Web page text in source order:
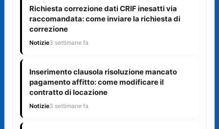
Richiesta correzione dati CRIF inesatti via
raccomandata: come inviare la richiesta di
correzione
Notizie3 settimane fa
Inserimento clausola risoluzione mancato
pagamento affitto: come modificare il
contratto di locazione
Notizie3 settimane fa